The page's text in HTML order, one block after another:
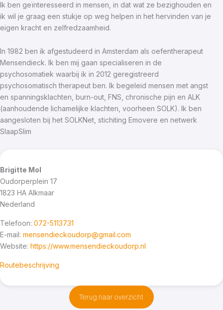
Ik ben geïnteresseerd in mensen, in dat wat ze bezighouden en
ik wil je graag een stukje op weg helpen in het hervinden van je
eigen kracht en zelfredzaamheid.
In 1982 ben ik afgestudeerd in Amsterdam als oefentherapeut
Mensendieck. Ik ben mij gaan specialiseren in de
psychosomatiek waarbij ik in 2012 geregistreerd
psychosomatisch therapeut ben. Ik begeleid mensen met angst
en spanningsklachten, burn-out, FNS, chronische pijn en ALK
(aanhoudende lichamelijke klachten, voorheen SOLK). Ik ben
aangesloten bij het SOLKNet, stichiting Emovere en netwerk
SlaapSlim
Brigitte Mol
Oudorperplein 17
1823 HA Alkmaar
Nederland
Telefoon: 072-5113731
E-mail: mensendieckoudorp@gmail.com
Website: https://www.mensendieckoudorp.nl
Routebeschrijving
Terug naar overzicht